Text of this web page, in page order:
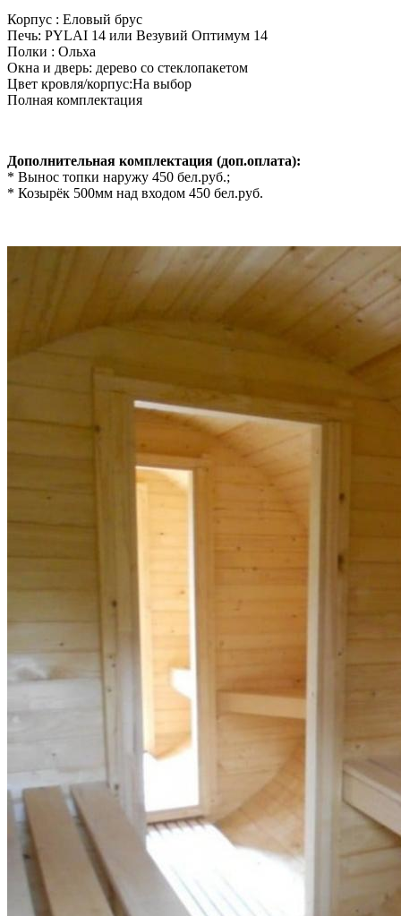
Корпус : Еловый брус
Печь: PYLAI 14 или Везувий Оптимум 14
Полки : Ольха
Окна и дверь: дерево со стеклопакетом
Цвет кровля/корпус:На выбор
Полная комплектация
Дополнительная комплектация (доп.оплата):
* Вынос топки наружу 450 бел.руб.;
* Козырёк 500мм над входом 450 бел.руб.